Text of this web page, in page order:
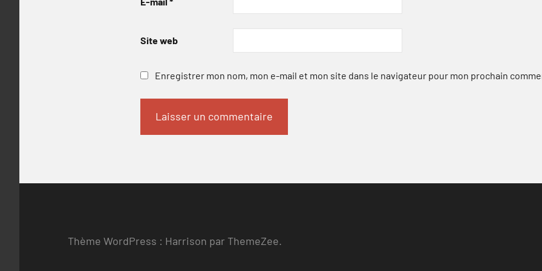
Site web
Enregistrer mon nom, mon e-mail et mon site dans le navigateur pour mon prochain
Thème WordPress : Harrison par ThemeZee.